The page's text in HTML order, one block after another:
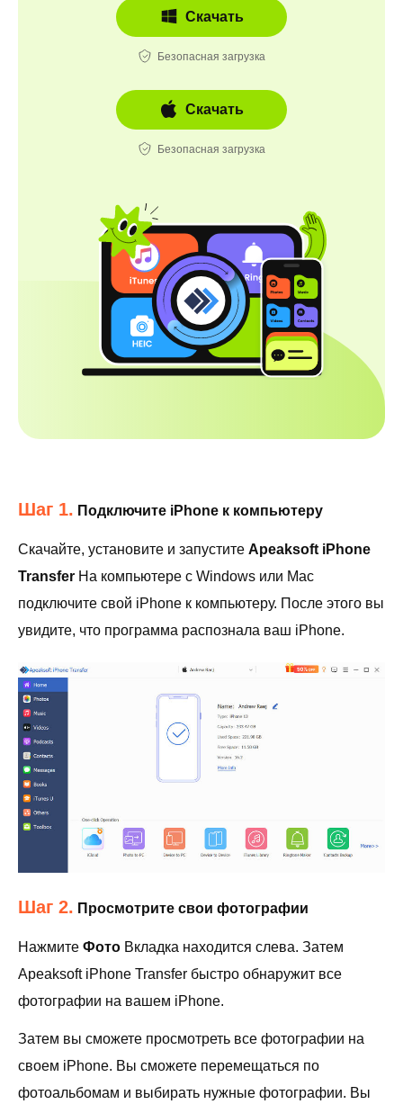
Скачать
Безопасная загрузка
Скачать
Безопасная загрузка
Шаг 1. Подключите iPhone к компьютеру
Скачайте, установите и запустите Apeaksoft iPhone
Transfer На компьютере с Windows или Mac
подключите свой iPhone к компьютеру. После этого вы
увидите, что программа распознала ваш iPhone.
Шаг 2. Просмотрите свои фотографии
Нажмите Фото Вкладка находится слева. Затем
Apeaksoft iPhone Transfer быстро обнаружит все
фотографии на вашем iPhone.
Затем вы сможете просмотреть все фотографии на
своем iPhone. Вы сможете перемещаться по
фотоальбомам и выбирать нужные фотографии. Вы